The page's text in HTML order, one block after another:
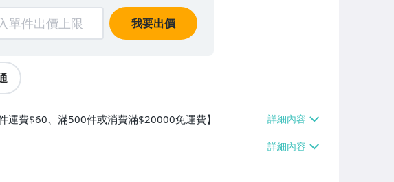
我要出價
運費$60、滿500件或消費滿$20000免運費】